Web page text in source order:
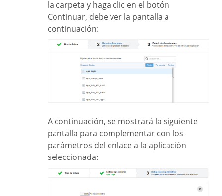
la carpeta y haga clic en el botón
Continuar, debe ver la pantalla a
continuación:
A continuación, se mostrará la siguiente
pantalla para complementar con los
parámetros del enlace a la aplicación
seleccionada: